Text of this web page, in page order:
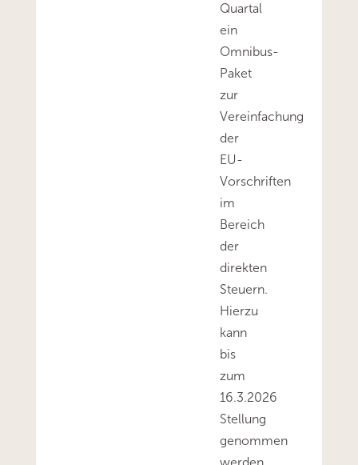
Quartal
ein
Omnibus-
Paket
zur
Vereinfachung
der
EU-
Vorschriften
im
Bereich
der
direkten
Steuern.
Hierzu
kann
bis
zum
16.3.2026
Stellung
genommen